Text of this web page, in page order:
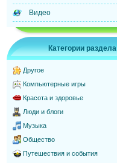
Видео
Категории раздела
Другое
Компьютерные игры
Красота и здоровье
Люди и блоги
Музыка
Общество
Путешествия и события